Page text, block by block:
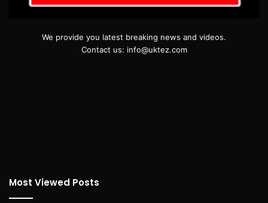
We provide you latest breaking news and videos.
Contact us: info@uktez.com
Most Viewed Posts